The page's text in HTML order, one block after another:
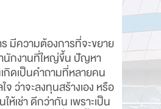
มีความต้องการที่จะขยาย
นักงานที่ใหญ่ขึ้น ปัญหา
ดเป็นคำถามที่หลายคน
จ ว่าจะลงทุนสร้างเอง หรือ
ห้เช่า ดีกว่ากัน เพราะเป็น